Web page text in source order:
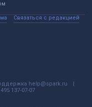
Связаться с редакцией
help@spark.ru
137-07-07